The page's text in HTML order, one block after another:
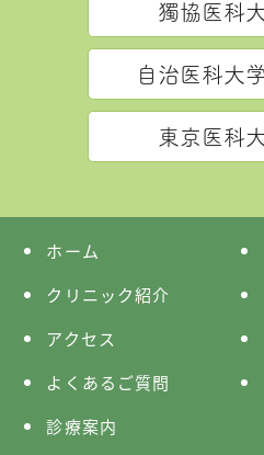
獨協医科
自治医科大
東京医科
ホーム
クリニック紹介
アクセス
よくあるご質問
診療案内